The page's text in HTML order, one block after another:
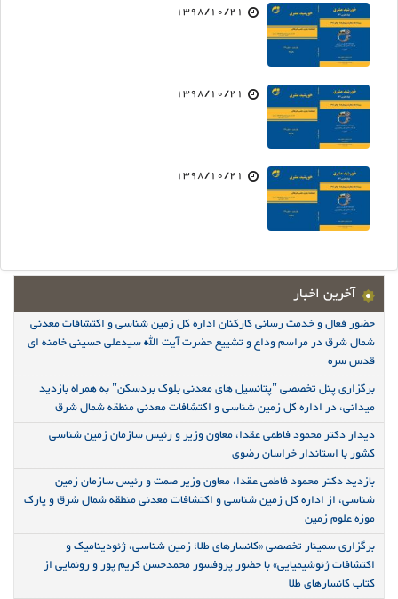
1398/10/21
1398/10/21
1398/10/21
آخرین اخبار
حضور فعال و خدمت رسانی کارکنان اداره کل زمین شناسی و اکتشافات معدنی
شمال شرق در مراسم وداع و تشییع حضرت آیت الله سیدعلی حسینی خامنه ای
قدس سره
برگزاری پنل تخصصی "پتانسیل های معدنی بلوک بردسکن" به همراه بازدید
میدانی، در اداره کل زمین شناسی و اکتشافات معدنی منطقه شمال شرق
دیدار دکتر محمود فاطمی عقدا، معاون وزیر و رئیس سازمان زمین شناسی
کشور با استاندار خراسان رضوی
بازدید دکتر محمود فاطمی عقدا، معاون وزیر صمت و رئیس سازمان زمین
شناسی، از اداره کل زمین شناسی و اکتشافات معدنی منطقه شمال شرق و پارک
موزه علوم زمین
برگزاری سمینار تخصصی «کانسارهای طلا؛ زمین شناسی، ژئودینامیک و
اکتشافات ژئوشیمیایی» با حضور پروفسور محمدحسن کریم پور و رونمایی از
کتاب کانسارهای طلا